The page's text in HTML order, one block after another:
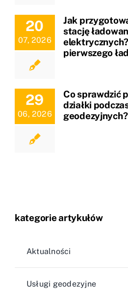
20
07, 2026
Jak
stację
pierwszego
29
06, 2026
Co sprawdzić
działki
geodezyjnych?
kategorie artykułów
Aktualności
Usługi geodezyjne